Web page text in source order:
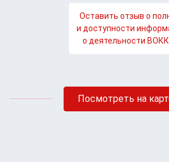
Оставить отзыв о
и доступности
о деятельности
Посмотреть на